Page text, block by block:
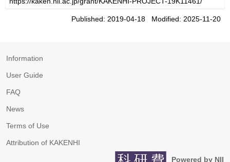
Published: 2019-04-18 Modified: 2025-11-20
Information
User Guide
FAQ
News
Terms of Use
Attribution of KAKENHI
Powered by NII